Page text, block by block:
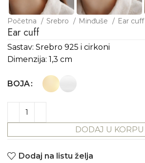
Početna Srebro Minđuše Ear cuff
Ear cuff
Sastav: Srebro 925 i cirkoni
Dimenzija: 1,3 cm
BOJA
DODAJ U KORPU
Dodaj na listu želja